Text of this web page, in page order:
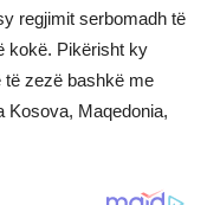
regjimit serbomadh të
kokë. Pikërisht ky
të zezë bashkë me
Kosova, Maqedonia,